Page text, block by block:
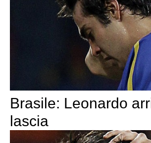
Brasile: Leonardo
lascia